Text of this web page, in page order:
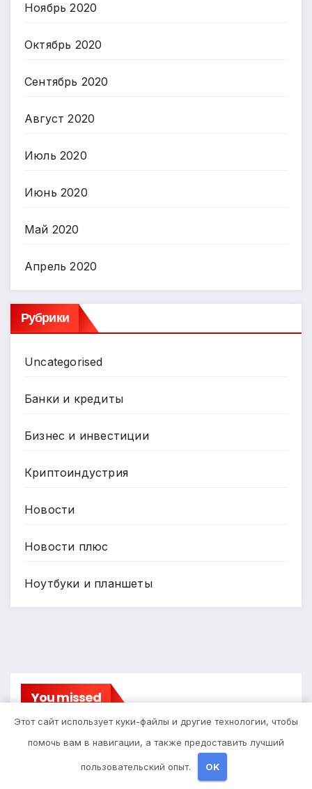
Ноябрь 2020
Октябрь 2020
Сентябрь 2020
Август 2020
Июль 2020
Июнь 2020
Май 2020
Апрель 2020
Рубрики
Uncategorised
Банки и кредиты
Бизнес и инвестиции
Криптоиндустрия
Новости
Новости плюс
Ноутбуки и планшеты
You missed
Этот сайт использует куки-файлы и другие технологии, чтобы
помочь вам в навигации, а также предоставить лучший
пользовательский опыт. OK